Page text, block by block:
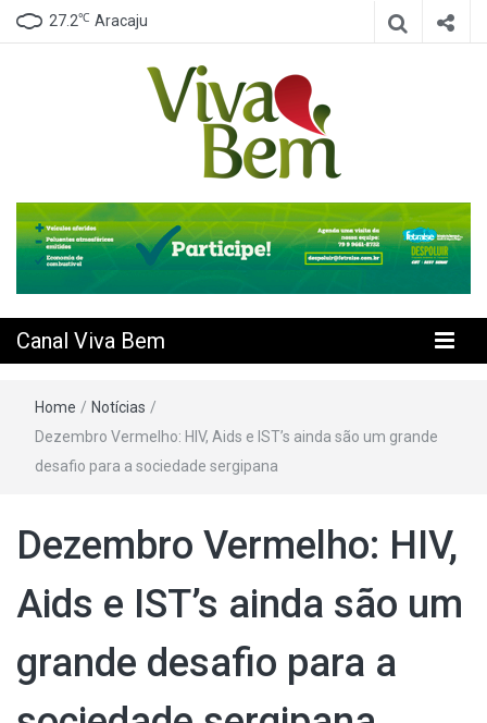
27.2℃ Aracaju
Canal Viva
Bem
Canal Viva Bem
Home / Notícias /
Dezembro Vermelho: HIV, Aids e IST’s ainda são um grande
desafio para a sociedade sergipana
Dezembro Vermelho: HIV,
Aids e IST’s ainda são um
grande desafio para a